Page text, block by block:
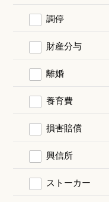
調停
財産分与
離婚
養育費
損害賠償
興信所
ストーカー